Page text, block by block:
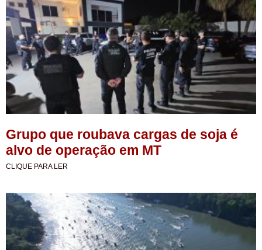
Grupo que roubava cargas de soja é
alvo de operação em MT
CLIQUE PARA LER